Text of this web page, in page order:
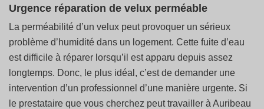
Urgence réparation de velux perméable
La perméabilité d’un velux peut provoquer un sérieux
problème d’humidité dans un logement. Cette fuite d’eau
est difficile à réparer lorsqu’il est apparu depuis assez
longtemps. Donc, le plus idéal, c’est de demander une
intervention d’un professionnel d’une manière urgente. Si
le prestataire que vous cherchez peut travailler à Auribeau